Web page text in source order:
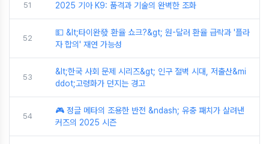
51 2025 기아 K9: 품격과 기술의 완벽한 조화
52
💵 &lt;타이완發 환율 쇼크?&gt; 원-달러 환율 급락과 '플라
자 합의' 재연 가능성
53
&lt;한국 사회 문제 시리즈&gt; 인구 절벽 시대, 저출산&mi
ddot;고령화가 던지는 경고
54
🎮 정글 메타의 조용한 반전 &ndash; 유충 패치가 살려낸
커즈의 2025 시즌